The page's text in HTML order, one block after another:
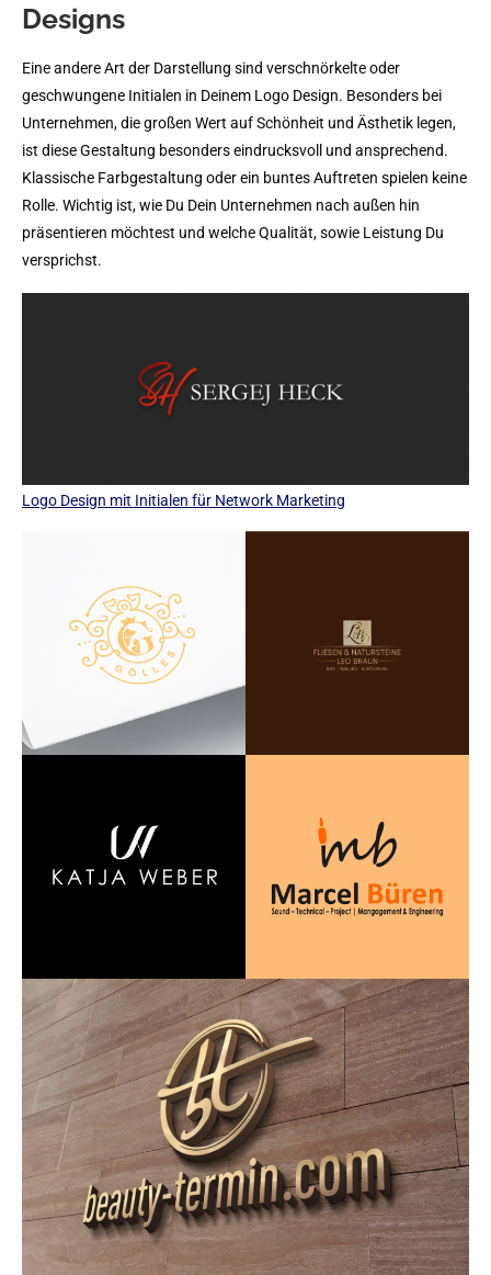
Designs
Eine andere Art der Darstellung sind verschnörkelte oder
geschwungene Initialen in Deinem Logo Design. Besonders bei
Unternehmen, die großen Wert auf Schönheit und Ästhetik legen,
ist diese Gestaltung besonders eindrucksvoll und ansprechend.
Klassische Farbgestaltung oder ein buntes Auftreten spielen keine
Rolle. Wichtig ist, wie Du Dein Unternehmen nach außen hin
präsentieren möchtest und welche Qualität, sowie Leistung Du
versprichst.
Logo Design mit Initialen für Network Marketing